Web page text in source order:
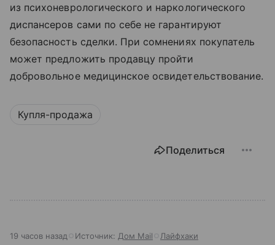
из психоневрологического и наркологического
диспансеров сами по себе не гарантируют
безопасность сделки. При сомнениях покупатель
может предложить продавцу пройти
добровольное медицинское освидетельствование.
Купля-продажа
Поделиться
19 часов назад Источник: Дом Mail Лайфхаки